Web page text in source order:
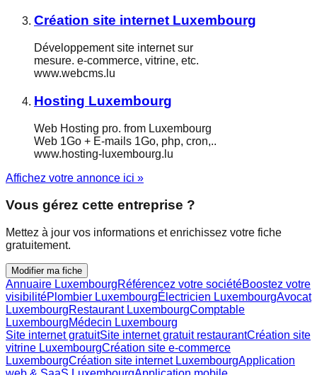
Création site internet Luxembourg
Développement site internet sur
mesure. e-commerce, vitrine, etc.
www.webcms.lu
Hosting Luxembourg
Web Hosting pro. from Luxembourg
Web 1Go + E-mails 1Go, php, cron,..
www.hosting-luxembourg.lu
Affichez votre annonce ici »
Vous gérez cette entreprise ?
Mettez à jour vos informations et enrichissez votre fiche
gratuitement.
Modifier ma fiche
Annuaire LuxembourgRéférencez votre sociétéBoostez votre
visibilitéPlombier LuxembourgÉlectricien LuxembourgAvocat
LuxembourgRestaurant LuxembourgComptable
LuxembourgMédecin Luxembourg
Site internet gratuitSite internet gratuit restaurantCréation site
vitrine LuxembourgCréation site e-commerce
LuxembourgCréation site internet LuxembourgApplication